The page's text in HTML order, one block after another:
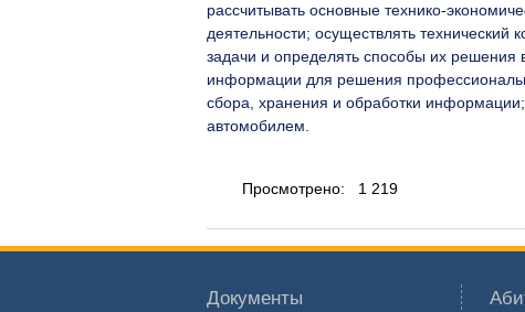
рассчитывать основные технико-
деятельности; осуществлять технический
задачи и определять способы их решения
информации для решения
сбора, хранения и обработки информации;
автомобилем.
Просмотрено: 1 219
Документы